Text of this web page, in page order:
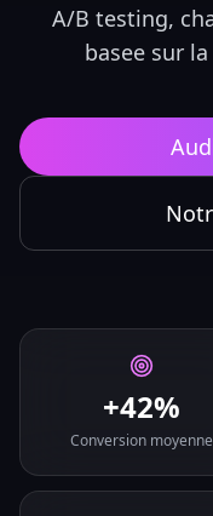
A/B testing,
basee sur
+42%
Conversion moyenne